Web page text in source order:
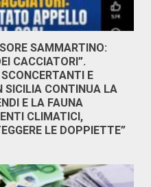
SAMMARTINO:
CACCIATORI”.
E
SICILIA CONTINUA LA
E LA FAUNA
CLIMATICI,
LE DOPPIETTE”